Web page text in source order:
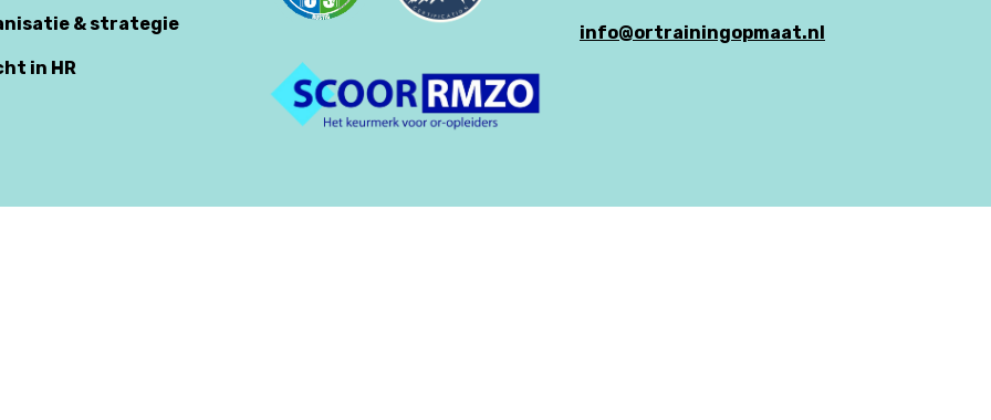
& strategie
in HR
info@ortrainingopmaat.nl